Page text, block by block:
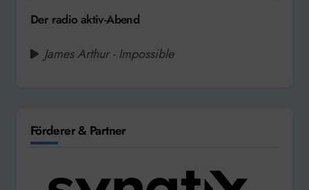
Der radio aktiv-Abend
James Arthur - Impossible
Förderer & Partner